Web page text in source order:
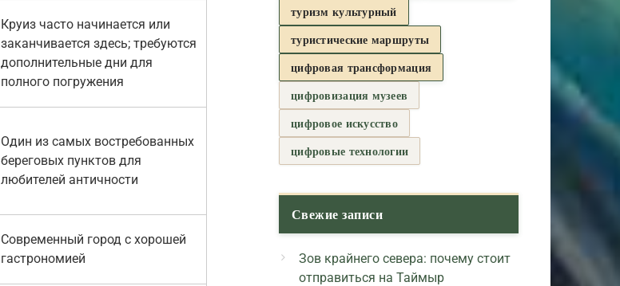
Круиз часто начинается или
заканчивается здесь; требуются
дополнительные дни для
полного погружения
Один из самых востребованных
береговых пунктов для
любителей античности
Современный город с хорошей
гастрономией
туризм культурный
туристические маршруты
цифровая трансформация
цифровизация музеев
цифровое искусство
цифровые технологии
Свежие записи
Зов крайнего севера: почему стоит
отправиться на Таймыр